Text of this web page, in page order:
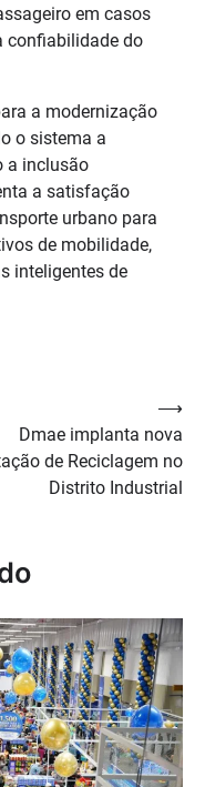
em casos
confiabilidade do
a modernização
o sistema a
a inclusão
a satisfação
urbano para
de mobilidade,
inteligentes de
Dmae implanta nova
de Reciclagem no
Distrito Industrial
⟶